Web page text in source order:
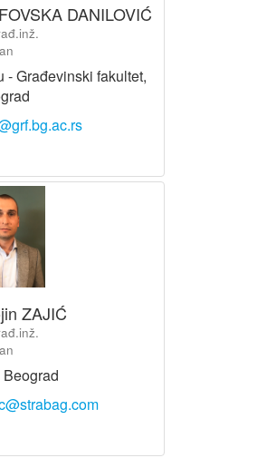
DANILOVIĆ
- Građevinski fakultet,
ZAJIĆ